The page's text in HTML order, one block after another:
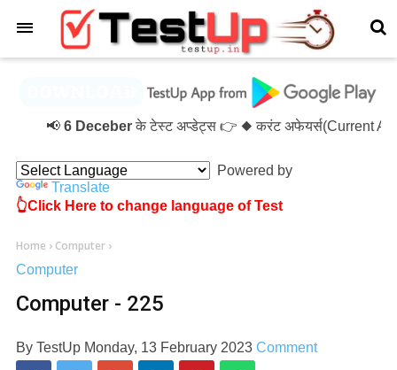
📢6 Deceberके टेस्ट अप्डेट्स 👉 ◆ करंट अफेयर्स(Current
Powered by
Translate
👆Click Here to change language of Test
Home › Computer ›
Computer
Computer - 225
By TestUp Monday, 13 February 2023 Comment